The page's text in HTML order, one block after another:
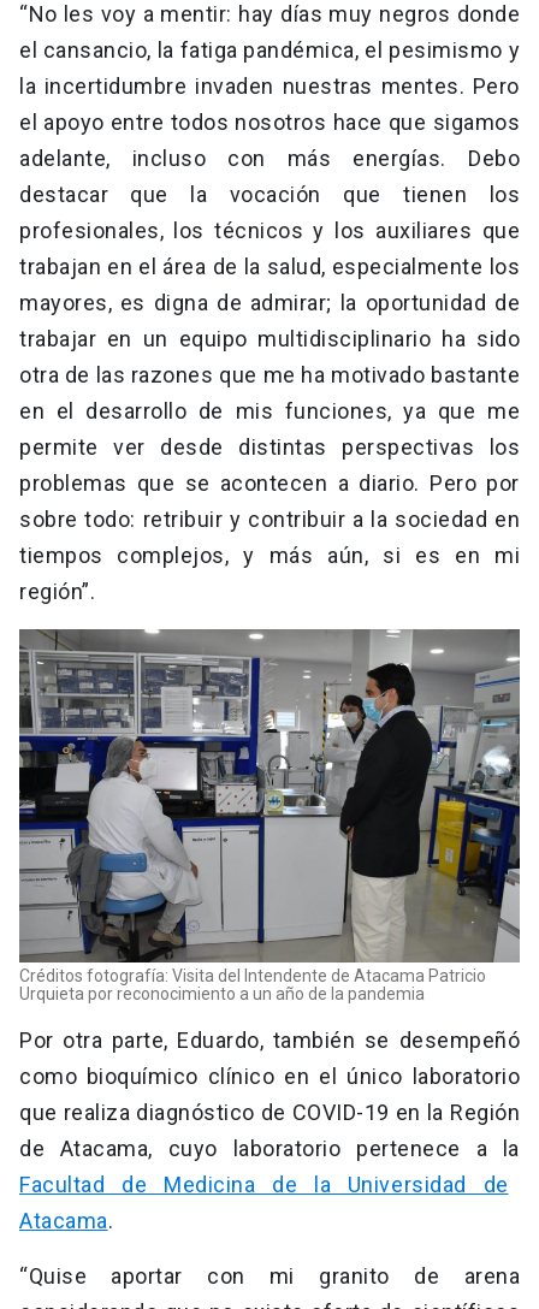
“No les voy a mentir: hay días muy negros donde
el cansancio, la fatiga pandémica, el pesimismo y
la incertidumbre invaden nuestras mentes. Pero
el apoyo entre todos nosotros hace que sigamos
adelante, incluso con más energías. Debo
destacar que la vocación que tienen los
profesionales, los técnicos y los auxiliares que
trabajan en el área de la salud, especialmente los
mayores, es digna de admirar; la oportunidad de
trabajar en un equipo multidisciplinario ha sido
otra de las razones que me ha motivado bastante
en el desarrollo de mis funciones, ya que me
permite ver desde distintas perspectivas los
problemas que se acontecen a diario. Pero por
sobre todo: retribuir y contribuir a la sociedad en
tiempos complejos, y más aún, si es en mi
región”.
Créditos fotografía: Visita del Intendente de Atacama Patricio
Urquieta por reconocimiento a un año de la pandemia
Por otra parte, Eduardo, también se desempeñó
como bioquímico clínico en el único laboratorio
que realiza diagnóstico de COVID-19 en la Región
de Atacama, cuyo laboratorio pertenece a la
Facultad de Medicina de la Universidad de
Atacama.
“Quise aportar con mi granito de arena